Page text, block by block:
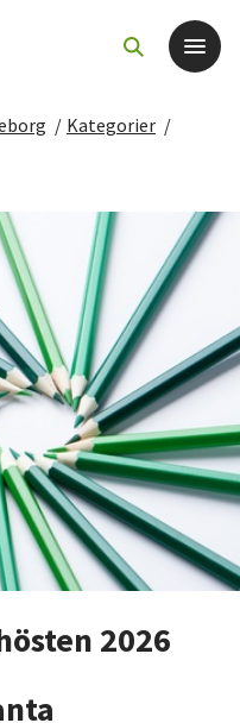
/ Kategorier /
2026